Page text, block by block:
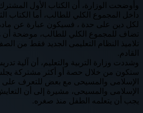
وأوضحت الوزارة، أن الكتاب الأول
داخل المجموع الكلي للطالب، أما الكتاب
لكل دين على حدة ، فسيكون عبارة عن
تضاف للمجموع الكلي للطالب، موضحة أن
تلاميذ النظام التعليمى الجديد فقط من الصف
القادم.
وشددت وزارة التربية والتعليم، أن آلية
ستكون من خلال حصة أو أكثر مشتركة
الإسلامى والمسيحى مع بعض للتعرف على
الإسلامى والمسيحى، مشيرة إلى أن
يجب أن يتعلمه الطفل منذ صغره.